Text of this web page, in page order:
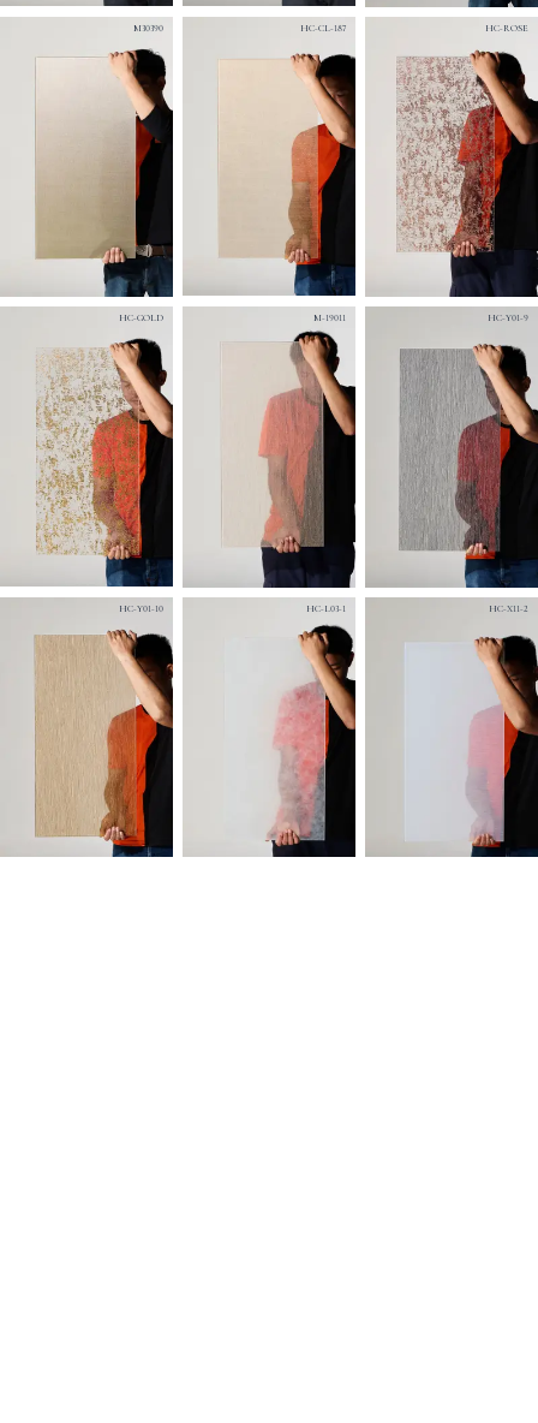
M30390 HC-CL-187 HC-ROSE
HC-GOLD M-19011 HC-Y01-9
HC-Y01-10 HC-L03-1 HC-X11-2